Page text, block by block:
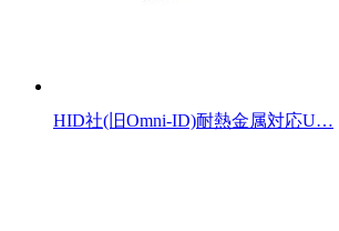
HID社(旧Omni-ID)耐熱金属対応U…